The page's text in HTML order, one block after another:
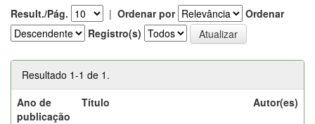
Result./Pág. | Ordenar por
Ordenar
Registro(s)
Resultado 1-1 de 1.
Ano de
publicação
Título Autor(es)